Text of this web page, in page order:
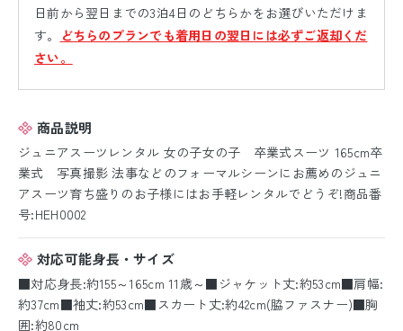
日前から翌日までの3泊4日のどちらかをお選びいただけま
す。
どちらのプランでも着用日の翌日には必ずご返却くだ
さい。
商品説明
ジュニアスーツレンタル 女の子女の子 卒業式スーツ 165cm卒
業式 写真撮影 法事などのフォーマルシーンにお薦めのジュニ
アスーツ育ち盛りのお子様にはお手軽レンタルでどうぞ!商品番
号:HEH0002
対応可能身長・サイズ
■対応身長:約155～165cm 11歳～■ジャケット丈:約53cm■肩幅:
約37cm■袖丈:約53cm■スカート丈:約42cm(脇ファスナー)■胸
囲:約80cm